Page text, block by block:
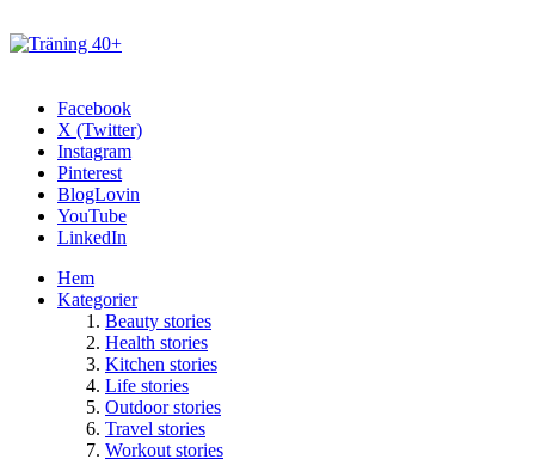
Facebook
X (Twitter)
Instagram
Pinterest
BlogLovin
YouTube
LinkedIn
Hem
Kategorier
Beauty stories
Health stories
Kitchen stories
Life stories
Outdoor stories
Travel stories
Workout stories